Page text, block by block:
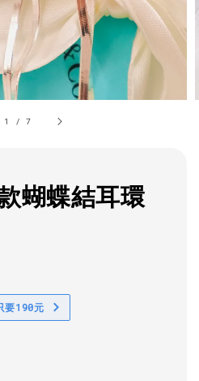
1 /7
蝴蝶結耳環
要190元